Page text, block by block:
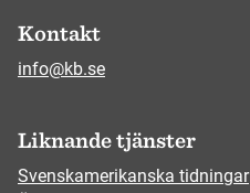
Kontakt
info@kb.se
Liknande tjänster
Svenskamerikanska tidningar